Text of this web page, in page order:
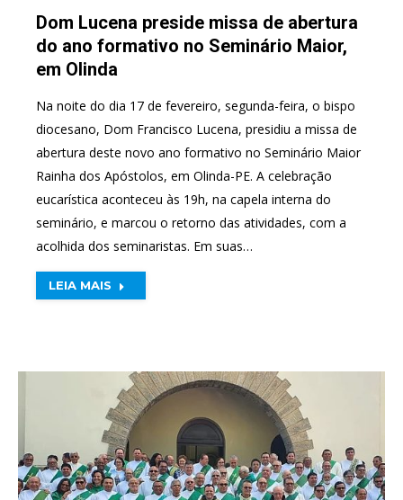
Dom Lucena preside missa de abertura
do ano formativo no Seminário Maior,
em Olinda
Na noite do dia 17 de fevereiro, segunda-feira, o bispo
diocesano, Dom Francisco Lucena, presidiu a missa de
abertura deste novo ano formativo no Seminário Maior
Rainha dos Apóstolos, em Olinda-PE. A celebração
eucarística aconteceu às 19h, na capela interna do
seminário, e marcou o retorno das atividades, com a
acolhida dos seminaristas. Em suas…
LEIA MAIS